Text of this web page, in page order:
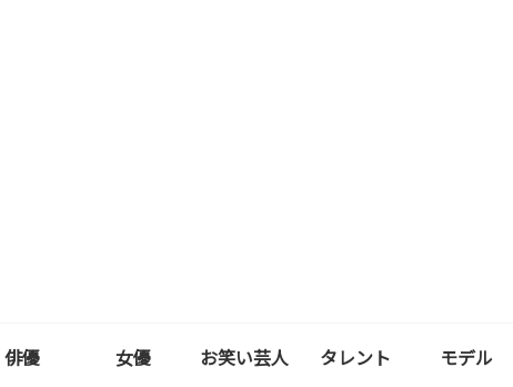
俳優 女優 お笑い芸人 タレント モデル